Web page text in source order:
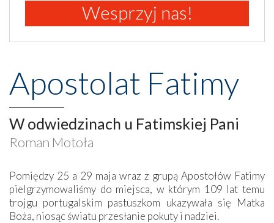
Wesprzyj nas!
Apostolat Fatimy
W odwiedzinach u Fatimskiej Pani
Roman Motoła
Pomiędzy 25 a 29 maja wraz z grupą Apostołów Fatimy
pielgrzymowaliśmy do miejsca, w którym 109 lat temu
trojgu portugalskim pastuszkom ukazywała się Matka
Boża, niosąc światu przesłanie pokuty i nadziei.